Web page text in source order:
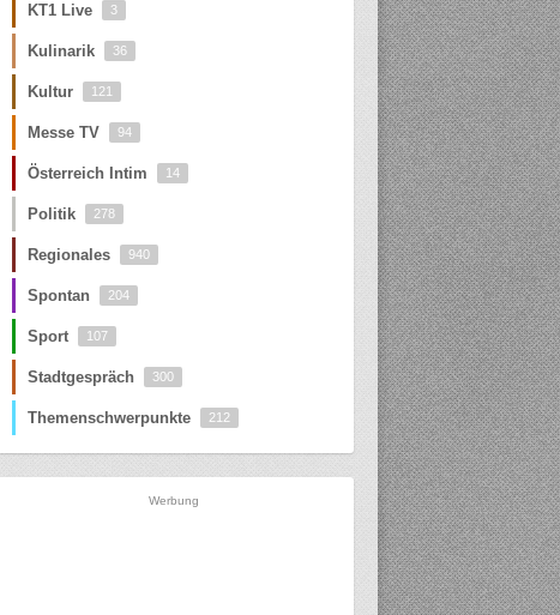
KT1 Live 3
Kulinarik 36
Kultur 121
Messe TV 94
Österreich Intim 14
Politik 278
Regionales 940
Spontan 204
Sport 107
Stadtgespräch 300
Themenschwerpunkte 212
Werbung